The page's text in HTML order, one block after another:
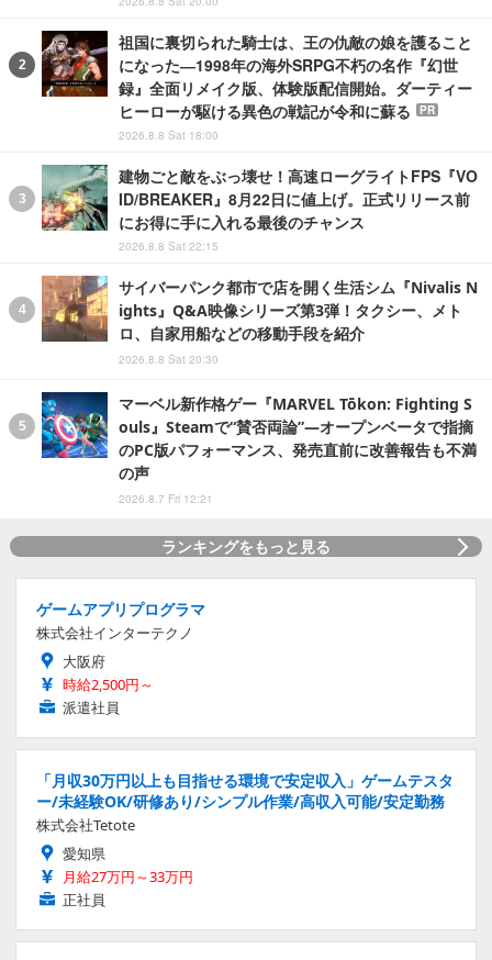
祖国に裏切られた騎士は、王の仇敵の娘を護ること
になった―1998年の海外SRPG不朽の名作『幻世
録』全面リメイク版、体験版配信開始。ダーティー
ヒーローが駆ける異色の戦記が令和に蘇る
PR
2026.8.8 Sat 18:00
建物ごと敵をぶっ壊せ！高速ローグライトFPS『VO
ID/BREAKER』8月22日に値上げ。正式リリース前
にお得に手に入れる最後のチャンス
2026.8.8 Sat 22:15
サイバーパンク都市で店を開く生活シム『Nivalis N
ights』Q&A映像シリーズ第3弾！タクシー、メト
ロ、自家用船などの移動手段を紹介
2026.8.8 Sat 20:30
マーベル新作格ゲー『MARVEL Tōkon: Fighting S
ouls』Steamで“賛否両論”―オープンベータで指摘
のPC版パフォーマンス、発売直前に改善報告も不満
の声
2026.8.7 Fri 12:21
ランキングをもっと見る
ゲームアプリプログラマ
株式会社インターテクノ
大阪府
時給2,500円～
派遣社員
「月収30万円以上も目指せる環境で安定収入」ゲームテスタ
ー/未経験OK/研修あり/シンプル作業/高収入可能/安定勤務
株式会社Tetote
愛知県
月給27万円～33万円
正社員